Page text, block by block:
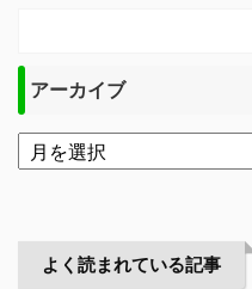
アーカイブ
よく読まれている記事